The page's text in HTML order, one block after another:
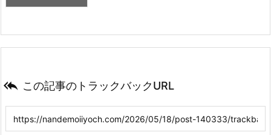
 この記事のトラックバックURL